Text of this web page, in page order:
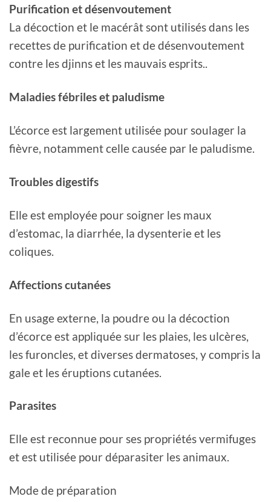
Purification et désenvoutement
La décoction et le macérât sont utilisés dans les
recettes de purification et de désenvoutement
contre les djinns et les mauvais esprits..
Maladies fébriles et paludisme
L’écorce est largement utilisée pour soulager la
fièvre, notamment celle causée par le paludisme.
Troubles digestifs
Elle est employée pour soigner les maux
d’estomac, la diarrhée, la dysenterie et les
coliques.
Affections cutanées
En usage externe, la poudre ou la décoction
d’écorce est appliquée sur les plaies, les ulcères,
les furoncles, et diverses dermatoses, y compris la
gale et les éruptions cutanées.
Parasites
Elle est reconnue pour ses propriétés vermifuges
et est utilisée pour déparasiter les animaux.
Mode de préparation